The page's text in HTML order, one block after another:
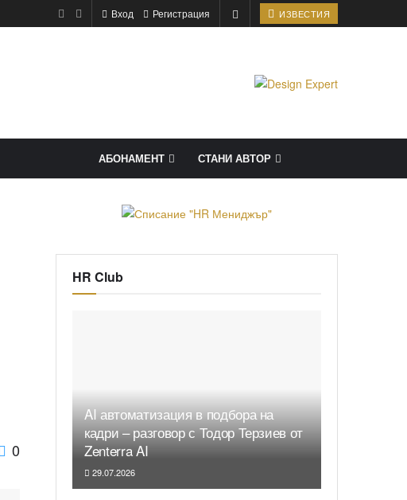
Вход Регистрация ИЗВЕСТИЯ
АБОНАМЕНТ СТАНИ АВТОР
0
HR Club
AI автоматизация в подбора на
кадри – разговор с Тодор Терзиев от
Zenterra AI
29.07.2026